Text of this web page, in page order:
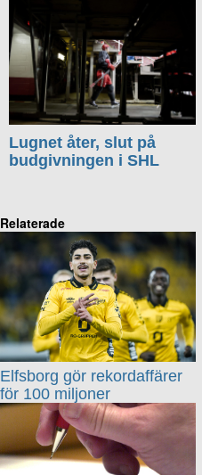
Lugnet åter, slut på
budgivningen i SHL
Relaterade
Elfsborg gör rekordaffärer
för 100 miljoner